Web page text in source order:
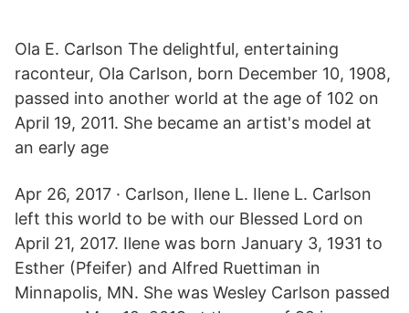
Ola E. Carlson The delightful, entertaining
raconteur, Ola Carlson, born December 10, 1908,
passed into another world at the age of 102 on
April 19, 2011. She became an artist's model at
an early age
Apr 26, 2017 · Carlson, Ilene L. Ilene L. Carlson
left this world to be with our Blessed Lord on
April 21, 2017. Ilene was born January 3, 1931 to
Esther (Pfeifer) and Alfred Ruettiman in
Minnapolis, MN. She was Wesley Carlson passed